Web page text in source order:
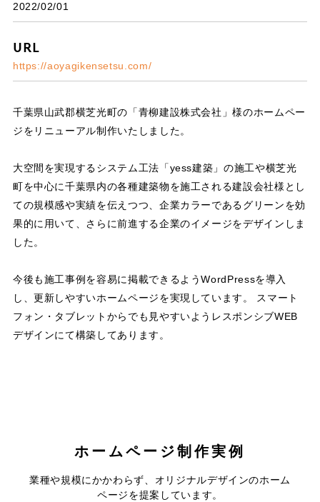
2022/02/01
URL
https://aoyagikensetsu.com/
千葉県山武郡横芝光町の「青柳建設株式会社」様のホームペー
ジをリニューアル制作いたしました。
大空間を実現するシステム工法「yess建築」の施工や横芝光
町を中心に千葉県内の各種建築物を施工される建設会社様とし
ての規模感や実績を伝えつつ、企業カラーであるグリーンを効
果的に用いて、さらに前進する企業のイメージをデザインしま
した。
今後も施工事例を容易に掲載できるようWordPressを導入
し、更新しやすいホームページを実現しています。 スマート
フォン・タブレットからでも見やすいようレスポンシブWEB
デザインにて構築してあります。
ホームページ制作実例
業種や規模にかかわらず、オリジナルデザインのホーム
ページを提案しています。
コテージ＆ペンションNANJA
MONJA
株式会社昭和電業社